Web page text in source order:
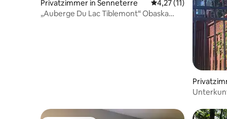
Privatzimmer in Senneterre Durchschnittliche
4,27 (11)
„Auberge Du Lac Tiblemont“ Obaska